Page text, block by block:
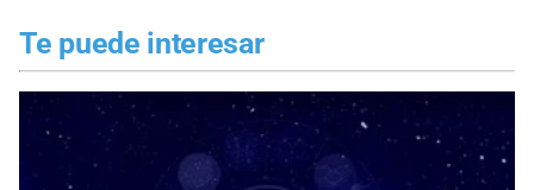
Te puede interesar